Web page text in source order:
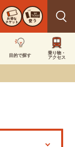
お得な
チケット 使う
目的で探す
乗り物・
アクセス